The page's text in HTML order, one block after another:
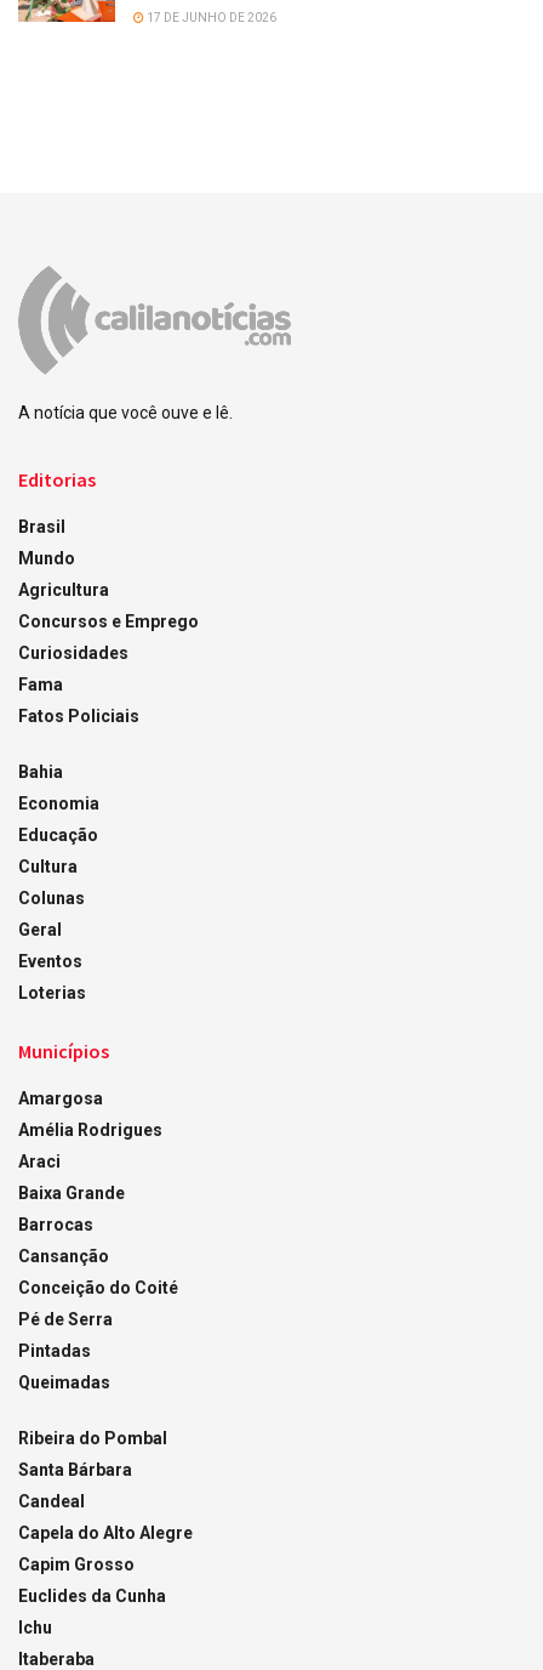
17 DE JUNHO DE 2026
A notícia que você ouve e lê.
Editorias
Brasil
Mundo
Agricultura
Concursos e Emprego
Curiosidades
Fama
Fatos Policiais
Bahia
Economia
Educação
Cultura
Colunas
Geral
Eventos
Loterias
Municípios
Amargosa
Amélia Rodrigues
Araci
Baixa Grande
Barrocas
Cansanção
Conceição do Coité
Pé de Serra
Pintadas
Queimadas
Ribeira do Pombal
Santa Bárbara
Candeal
Capela do Alto Alegre
Capim Grosso
Euclides da Cunha
Ichu
Itaberaba